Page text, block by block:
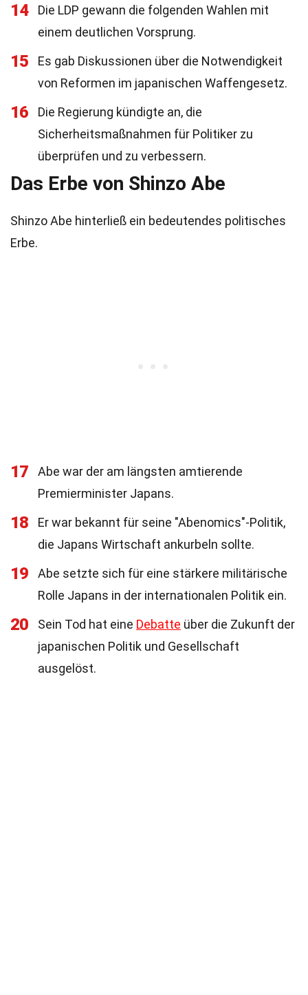
14
Die LDP gewann die folgenden Wahlen mit
einem deutlichen Vorsprung.
15
Es gab Diskussionen über die Notwendigkeit
von Reformen im japanischen Waffengesetz.
16
Die Regierung kündigte an, die
Sicherheitsmaßnahmen für Politiker zu
überprüfen und zu verbessern.
Das Erbe von Shinzo Abe
Shinzo Abe hinterließ ein bedeutendes politisches
Erbe.
17
Abe war der am längsten amtierende
Premierminister Japans.
18
Er war bekannt für seine "Abenomics"-Politik,
die Japans Wirtschaft ankurbeln sollte.
19
Abe setzte sich für eine stärkere militärische
Rolle Japans in der internationalen Politik ein.
20 Sein Tod hat eine Debatte über die Zukunft der
japanischen Politik und Gesellschaft
ausgelöst.